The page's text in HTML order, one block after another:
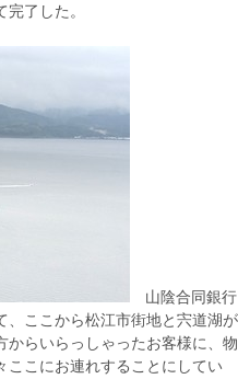
了した。
山陰合同銀行
、ここから松江市街地と宍道湖が
からいらっしゃったお客様に、物
ここにお連れすることにしてい